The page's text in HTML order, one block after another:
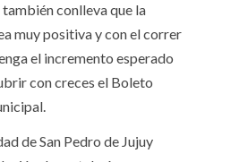
también conlleva que la
muy positiva y con el correr
el incremento esperado
con creces el Boleto
de San Pedro de Jujuy